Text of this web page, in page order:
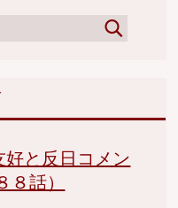
好と反日コメン
８話）